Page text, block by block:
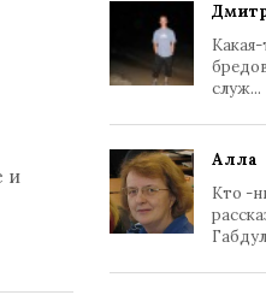
и
служ...
Алла
Кто -